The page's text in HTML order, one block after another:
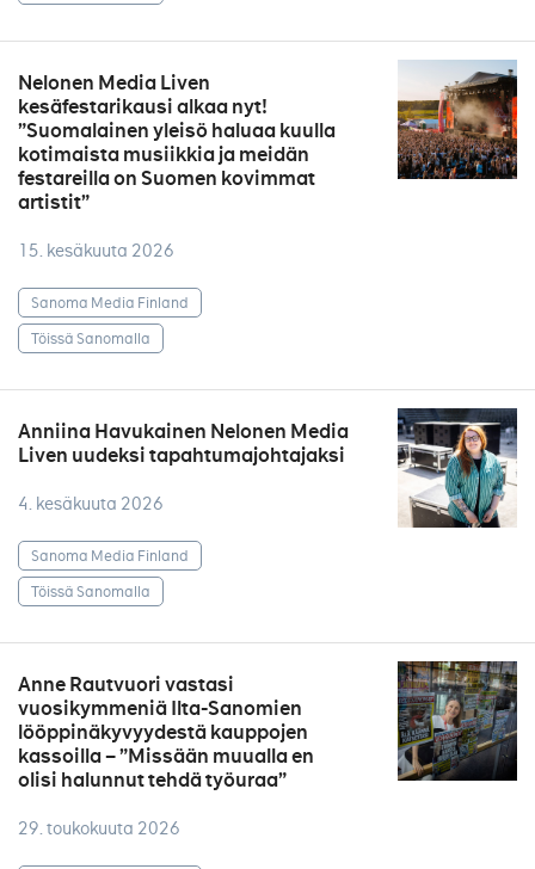
Nelonen Media Liven
kesäfestarikausi alkaa nyt!
”Suomalainen yleisö haluaa kuulla
kotimaista musiikkia ja meidän
festareilla on Suomen kovimmat
artistit”
15. kesäkuuta 2026
Sanoma Media Finland
Töissä Sanomalla
Anniina Havukainen Nelonen Media
Liven uudeksi tapahtumajohtajaksi
4. kesäkuuta 2026
Sanoma Media Finland
Töissä Sanomalla
Anne Rautvuori vastasi
vuosikymmeniä Ilta-Sanomien
lööppinäkyvyydestä kauppojen
kassoilla – ”Missään muualla en
olisi halunnut tehdä työuraa”
29. toukokuuta 2026